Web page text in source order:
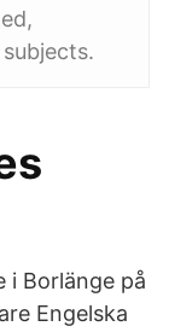
i Borlänge på
Engelska